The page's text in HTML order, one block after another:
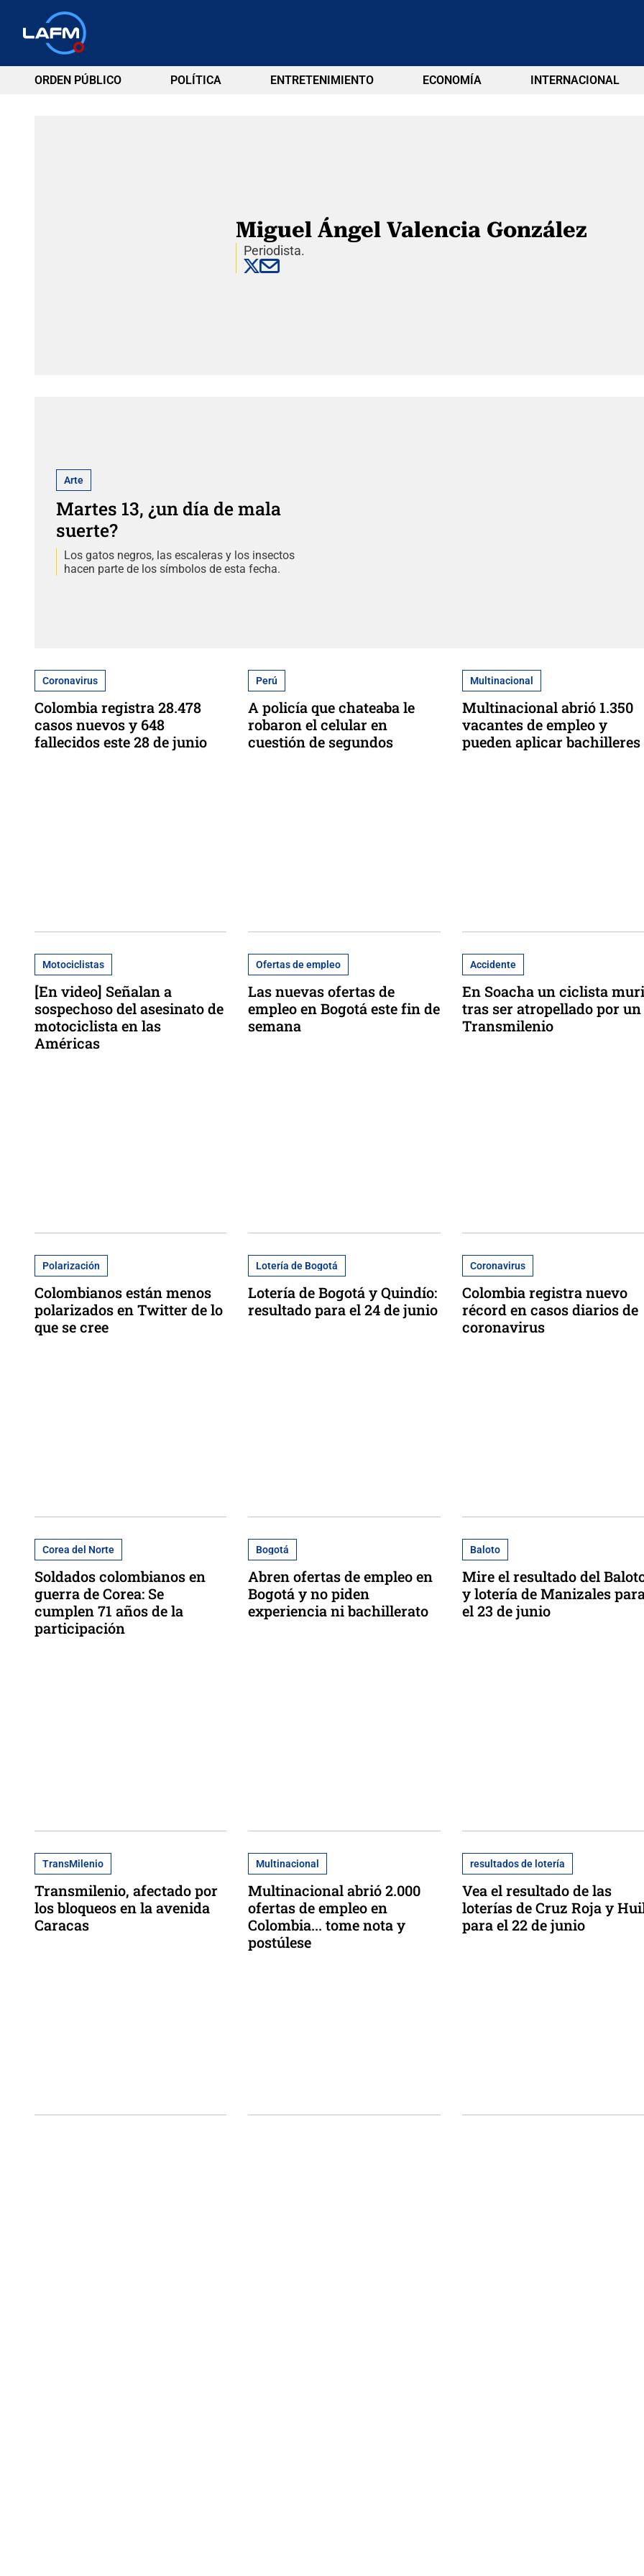
ORDEN PÚBLICO POLÍTICA ENTRETENIMIENTO ECONOMÍA INTERNACIONAL
Miguel Ángel Valencia González
Periodista.
Arte
Martes 13, ¿un día de mala
suerte?
Los gatos negros, las escaleras y los insectos
hacen parte de los símbolos de esta fecha.
Coronavirus
Colombia registra 28.478
casos nuevos y 648
fallecidos este 28 de junio
Perú
A policía que chateaba le
robaron el celular en
cuestión de segundos
Multinacional
Multinacional abrió 1.350
vacantes de empleo y
pueden aplicar bachilleres
Motociclistas
[En video] Señalan a
sospechoso del asesinato de
motociclista en las
Américas
Ofertas de empleo
Las nuevas ofertas de
empleo en Bogotá este fin de
semana
Accidente
En Soacha un ciclista
tras ser atropellado por un
Transmilenio
Polarización
Colombianos están menos
polarizados en Twitter de lo
que se cree
Lotería de Bogotá
Lotería de Bogotá y Quindío:
resultado para el 24 de junio
Coronavirus
Colombia registra nuevo
récord en casos diarios de
coronavirus
Corea del Norte
Soldados colombianos en
guerra de Corea: Se
cumplen 71 años de la
participación
Bogotá
Abren ofertas de empleo en
Bogotá y no piden
experiencia ni bachillerato
Baloto
Mire el resultado del
y lotería de Manizales
el 23 de junio
TransMilenio
Transmilenio, afectado por
los bloqueos en la avenida
Caracas
Multinacional
Multinacional abrió 2.000
ofertas de empleo en
Colombia... tome nota y
postúlese
resultados de lotería
Vea el resultado de las
loterías de Cruz Roja y
para el 22 de junio